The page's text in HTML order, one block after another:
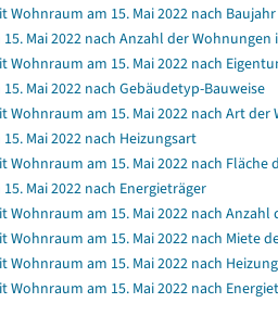
am 15. Mai 2022 nach
Mai 2022 nach Anzahl der Wohnungen
am 15. Mai 2022 nach
Mai 2022 nach Gebäudetyp-Bauweise
Wohnraum am 15. Mai 2022 nach Art
Mai 2022 nach Heizungsart
am 15. Mai 2022 nach Fläche
Mai 2022 nach Energieträger
am 15. Mai 2022 nach Anzahl
am 15. Mai 2022 nach Miete
am 15. Mai 2022 nach
am 15. Mai 2022 nach